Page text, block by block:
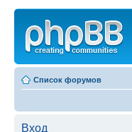
Список форумов
Вход